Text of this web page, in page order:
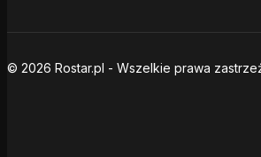
© 2026 Rostar.pl - Wszelkie prawa